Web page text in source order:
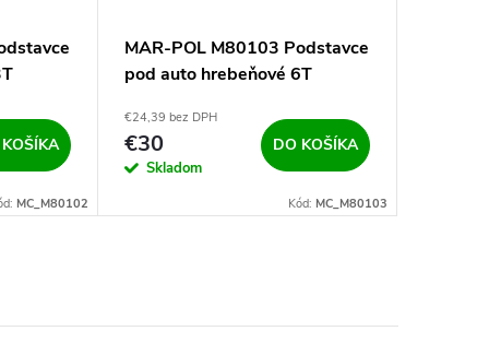
MC_M80102
MAR-POL M80103 Podstavce
pod auto hrebeňové 6T
€24,39 bez DPH
€30
Skladom
DO KOŠÍKA
Kód: MC_M80103